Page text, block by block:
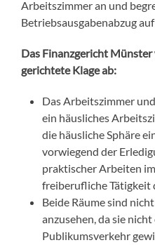
Arbeitszimmer an und
Betriebsausgabenabzug
Das Finanzgericht Münster
gerichtete Klage ab:
Das Arbeitszimmer
ein häusliches
die häusliche Sphäre
vorwiegend der
praktischer Arbeiten
freiberufliche Tätigkeit
Beide Räume sind
anzusehen, da sie
Publikumsverkehr